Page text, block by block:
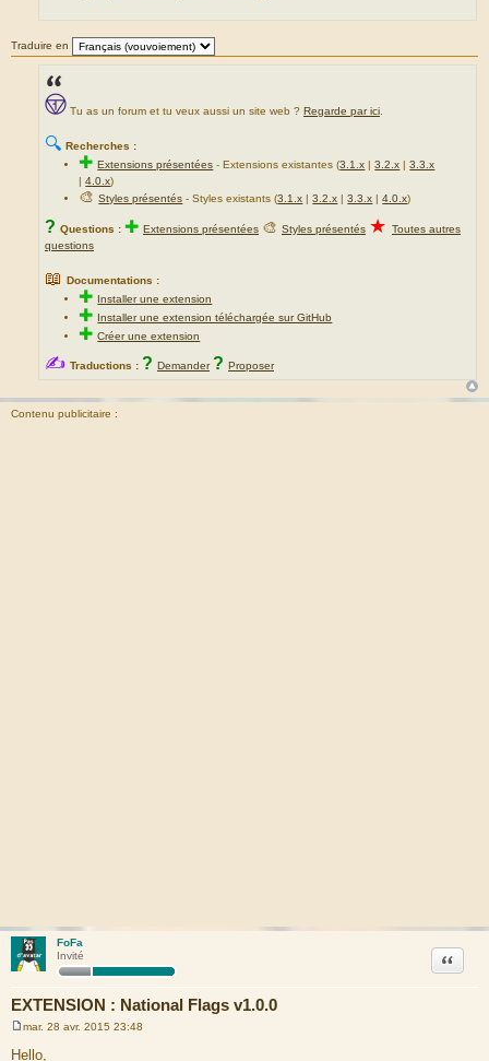
Traduire en
Tu as un forum et tu veux aussi un site web ? Regarde par ici
🔍 Recherches :
✚Extensions présentées -Extensions existantes (3.1.x |3.2.x |3.3.x
|4.0.x)
🎨Styles présentés - Styles existants (3.1.x |3.2.x |3.3.x |4.0.x)
? Questions : ✚ Extensions présentées 🎨 Styles présentés ★ Toutes autres
questions
📖 Documentations :
✚ Installer une extension
✚ Installer une extension téléchargée sur GitHub
✚Créer une extension
✍ Traductions : ? Demander ? Proposer
Contenu publicitaire :
FoFa
Invité
EXTENSION : National Flags v1.0.0
Citation
e
mar. 28 avr. 2015 23:48
Hello,